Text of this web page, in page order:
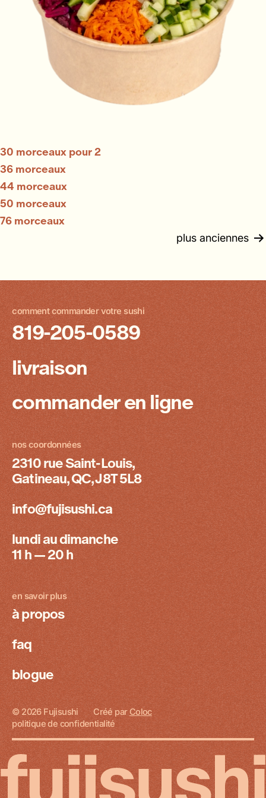
30 morceaux pour 2
36 morceaux
44 morceaux
50 morceaux
76 morceaux
plus anciennes
comment commander votre sushi
819-205-0589
livraison
commander en ligne
nos coordonnées
2310 rue Saint-Louis,
Gatineau, QC, J8T 5L8
info@fujisushi.ca
lundi au dimanche
11 h — 20 h
en savoir plus
à propos
faq
blogue
© 2026 Fujisushi Créé parColoc
politique de confidentialité